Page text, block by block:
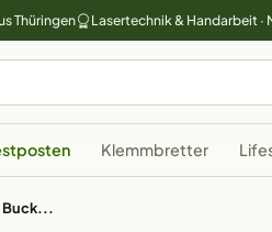
Thüringen Lasertechnik & Handarbeit ·
Klemmbretter
Buck...